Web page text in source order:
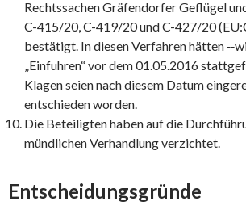
Rechtssachen Gräfendorfer Geflügel
C-415/20, C-419/20 und C-427/20
bestätigt. In diesen Verfahren hätten
„Einfuhren“ vor dem 01.05.2016
Klagen seien nach diesem Datum
entschieden worden.
Die Beteiligten haben auf die
mündlichen Verhandlung verzichtet.
Entscheidungsgründe